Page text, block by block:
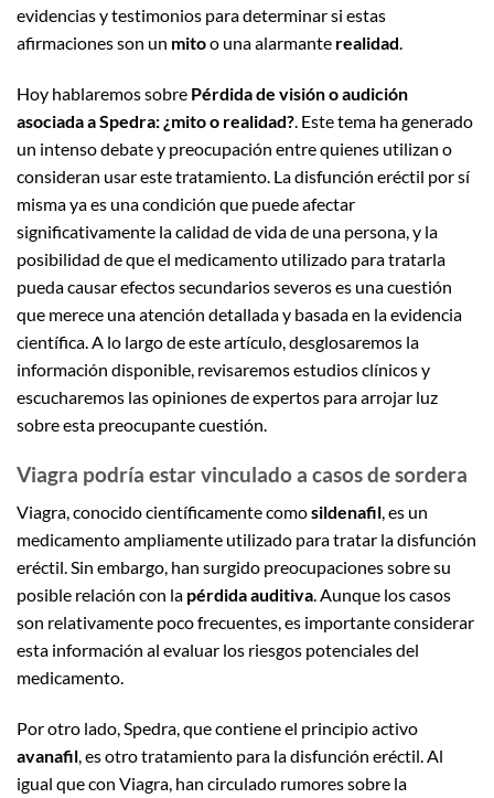
evidencias y testimonios para determinar si estas
afirmaciones son un mitoo una alarmante realidad.
Hoy hablaremos sobre Pérdida de visión o audición
asociada a Spedra: ¿mito o realidad?. Este tema ha generado
un intenso debate y preocupación entre quienes utilizan o
consideran usar este tratamiento. La disfunción eréctil por sí
misma ya es una condición que puede afectar
significativamente la calidad de vida de una persona, y la
posibilidad de que el medicamento utilizado para tratarla
pueda causar efectos secundarios severos es una cuestión
que merece una atención detallada y basada en la evidencia
científica. A lo largo de este artículo, desglosaremos la
información disponible, revisaremos estudios clínicos y
escucharemos las opiniones de expertos para arrojar luz
sobre esta preocupante cuestión.
Viagra podría estar vinculado a casos de sordera
Viagra, conocido científicamente comosildenafil, es un
medicamento ampliamente utilizado para tratar la disfunción
eréctil. Sin embargo, han surgido preocupaciones sobre su
posible relación con la pérdida auditiva. Aunque los casos
son relativamente poco frecuentes, es importante considerar
esta información al evaluar los riesgos potenciales del
medicamento.
Por otro lado, Spedra, que contiene el principio activo
avanafil, es otro tratamiento para la disfunción eréctil. Al
igual que con Viagra, han circulado rumores sobre la